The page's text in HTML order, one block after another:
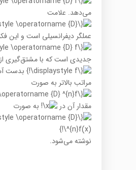
می‌دهد. علامت
عملگر دیفرانسیلی است و این
جدیدی است که با مشتق‌گیری از
بدست
مراتب بالاتر به صورت
مقدار آن در
به صورت
نوشته می‌شود.